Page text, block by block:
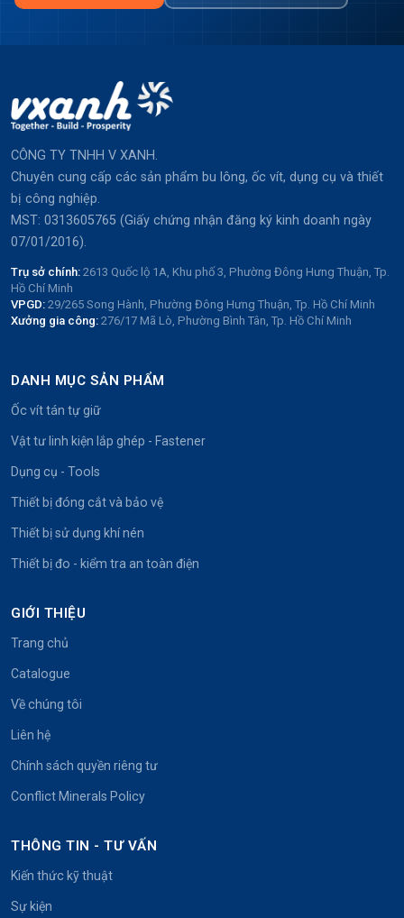
CÔNG TY TNHH V XANH.
Chuyên cung cấp các sản phẩm bu lông, ốc vít, dụng cụ và thiết
bị công nghiệp.
MST: 0313605765 (Giấy chứng nhận đăng ký kinh doanh ngày
07/01/2016).
Trụ sở chính: 2613 Quốc lộ 1A, Khu phố 3, Phường Đông Hưng Thuận, Tp.
Hồ Chí Minh
VPGD: 29/265 Song Hành, Phường Đông Hưng Thuận, Tp. Hồ Chí Minh
Xưởng gia công: 276/17 Mã Lò, Phường Bình Tân, Tp. Hồ Chí Minh
DANH MỤC SẢN PHẨM
Ốc vít tán tự giữ
Vật tư linh kiện lắp ghép - Fastener
Dụng cụ - Tools
Thiết bị đóng cắt và bảo vệ
Thiết bị sử dụng khí nén
Thiết bị đo - kiểm tra an toàn điện
GIỚI THIỆU
Trang chủ
Catalogue
Về chúng tôi
Liên hệ
Chính sách quyền riêng tư
Conflict Minerals Policy
THÔNG TIN - TƯ VẤN
Kiến thức kỹ thuật
Sự kiện